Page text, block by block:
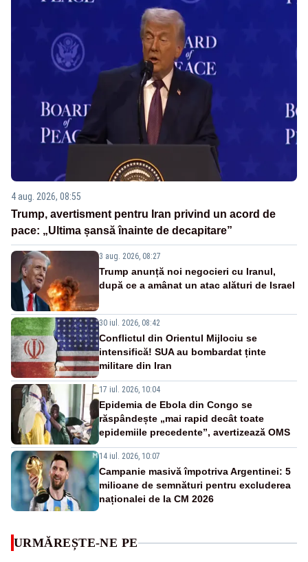
4 aug. 2026, 08:55
Trump, avertisment pentru Iran privind un acord de
pace: „Ultima șansă înainte de decapitare”
3 aug. 2026, 08:27
Trump anunță noi negocieri cu Iranul,
după ce a amânat un atac alături de Israel
30 iul. 2026, 08:42
Conflictul din Orientul Mijlociu se
intensifică! SUA au bombardat ținte
militare din Iran
17 iul. 2026, 10:04
Epidemia de Ebola din Congo se
răspândește „mai rapid decât toate
epidemiile precedente”, avertizează OMS
14 iul. 2026, 10:07
Campanie masivă împotriva Argentinei: 5
milioane de semnături pentru excluderea
naționalei de la CM 2026
URMĂREȘTE-NE PE